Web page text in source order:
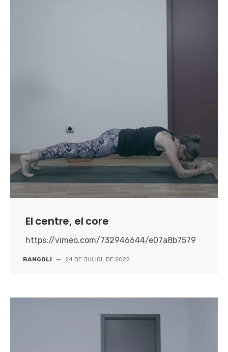
El centre, el core
https://vimeo.com/732946644/e07a8b7579
RANGOLI — 24 DE JULIOL DE 2022